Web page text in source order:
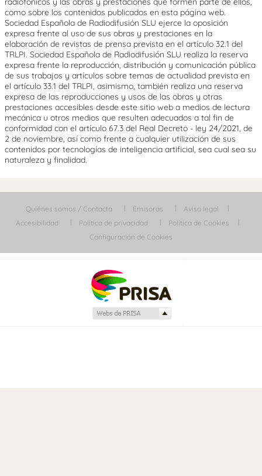
como sobre los contenidos publicados en esta página web.
Sociedad Española de Radiodifusión SLU ejerce la oposición
expresa frente al uso de sus obras y prestaciones en la
elaboración de revistas de prensa prevista en el artículo 32.1 del
TRLPI. Sociedad Española de Radiodifusión SLU realiza la reserva
expresa frente la reproducción, distribución y comunicación pública
de sus trabajos y artículos sobre temas de actualidad prevista en
el artículo 33.1 del TRLPI, asimismo, también realiza una reserva
expresa de las reproducciones y usos de las obras y otras
prestaciones accesibles desde este sitio web a medios de lectura
mecánica u otros medios que resulten adecuados a tal fin de
conformidad con el artículo 67.3 del Real Decreto - ley 24/2021, de
2 de noviembre, así como frente a cualquier utilización de sus
contenidos por tecnologías de inteligencia artificial, sea cual sea su
naturaleza y finalidad.
Quiénes somos / Contacta Emisoras
Aviso legal
Accesibilidad
Política de privacidad
Política de Cookies
Configuración de Cookies